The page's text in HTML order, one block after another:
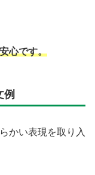
心です。
例
かい表現を取り入